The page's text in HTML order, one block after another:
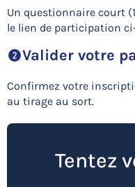
Un questionnaire court
le lien de participation
Valider votre
Confirmez votre
au tirage au sort.
Tentez